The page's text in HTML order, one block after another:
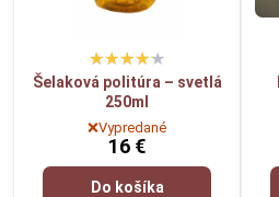
Šelaková politúra – svetlá
250ml
❌Vypredané
16 €
Do košíka